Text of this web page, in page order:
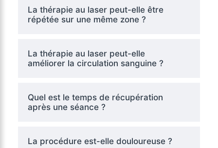
La thérapie au laser peut-elle être
répétée sur une même zone ?
La thérapie au laser peut-elle
améliorer la circulation sanguine ?
Quel est le temps de récupération
après une séance ?
La procédure est-elle douloureuse ?